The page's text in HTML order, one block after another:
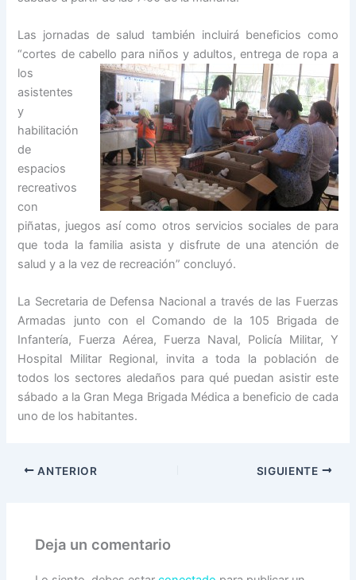
Las jornadas de salud también incluirá beneficios como
“cortes de cabello para niños y adultos, entrega de ropa a
los
asistentes
y
habilitación
de
espacios
recreativos
con
piñatas, juegos así como otros servicios sociales de para
que toda la familia asista y disfrute de una atención de
salud y a la vez de recreación” concluyó.
La Secretaria de Defensa Nacional a través de las Fuerzas
Armadas junto con el Comando de la 105 Brigada de
Infantería, Fuerza Aérea, Fuerza Naval, Policía Militar, Y
Hospital Militar Regional, invita a toda la población de
todos los sectores aledaños para qué puedan asistir este
sábado a la Gran Mega Brigada Médica a beneficio de cada
uno de los habitantes.
ANTERIOR SIGUIENTE
Deja un comentario